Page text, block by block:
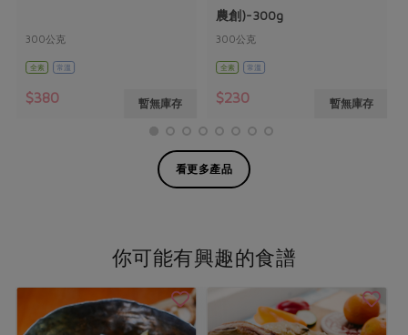
300公克
全素 常溫
$380 暫無庫存
農創)-300g
300公克
全素 常溫
$230 暫無庫存
看更多產品
你可能有興趣的食譜